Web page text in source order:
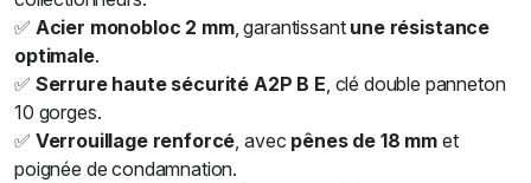
✅ Acier monobloc 2 mm, garantissant une résistance
optimale.
✅ Serrure haute sécurité A2P B E, clé double panneton
10 gorges.
✅ Verrouillage renforcé, avec pênes de 18 mmet
poignée de condamnation.